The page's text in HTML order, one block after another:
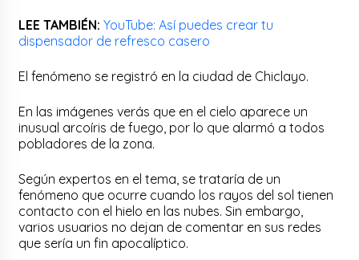
LEE TAMBIÉN: YouTube: Así puedes crear tu
dispensador de refresco casero
El fenómeno se registró en la ciudad de Chiclayo.
En las imágenes verás que en el cielo aparece un
inusual arcoíris de fuego, por lo que alarmó a todos
pobladores de la zona.
Según expertos en el tema, se trataría de un
fenómeno que ocurre cuando los rayos del sol tienen
contacto con el hielo en las nubes. Sin embargo,
varios usuarios no dejan de comentar en sus redes
que sería un fin apocalíptico.